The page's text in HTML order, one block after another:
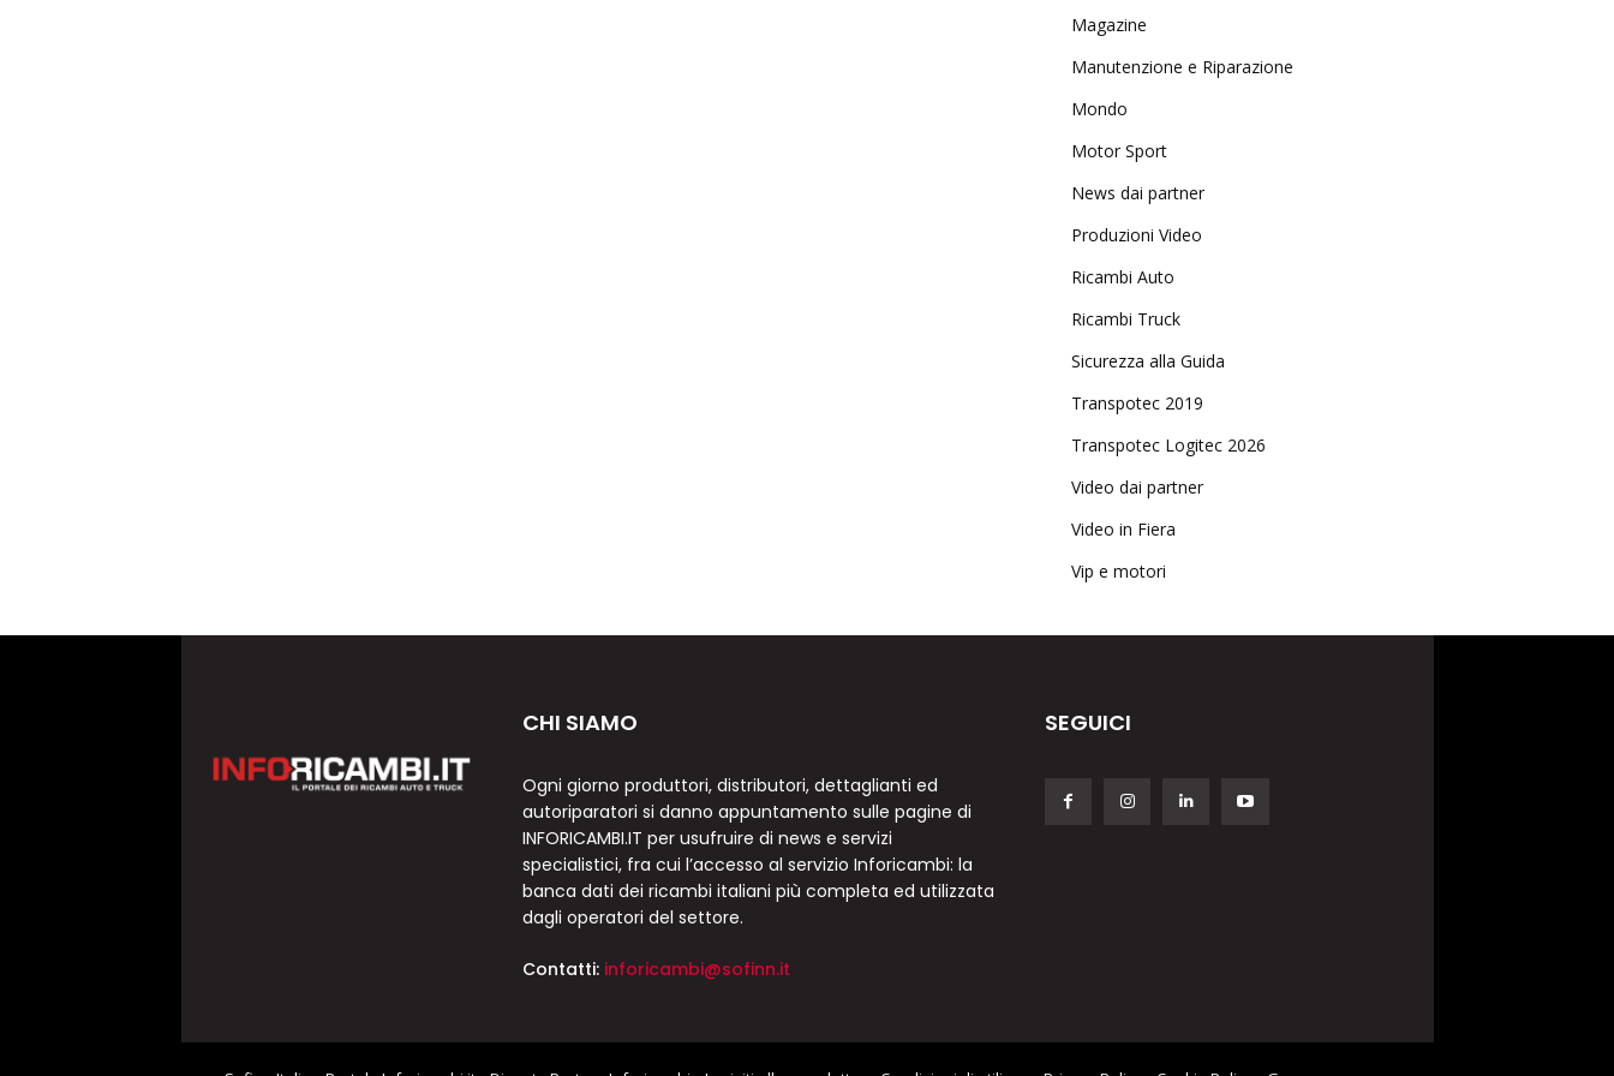
Magazine
Manutenzione e Riparazione
Mondo
Motor Sport
News dai partner
Produzioni Video
Ricambi Auto
Ricambi Truck
Sicurezza alla Guida
Transpotec 2019
Transpotec Logitec 2026
Video dai partner
Video in Fiera
Vip e motori
CHI SIAMO
Ogni giorno produttori, distributori, dettaglianti ed
autoriparatori si danno appuntamento sulle pagine di
INFORICAMBI.IT per usufruire di news e servizi
specialistici, fra cui l’accesso al servizio Inforicambi: la
banca dati dei ricambi italiani più completa ed utilizzata
dagli operatori del settore.
Contatti: inforicambi@sofinn.it
SEGUICI